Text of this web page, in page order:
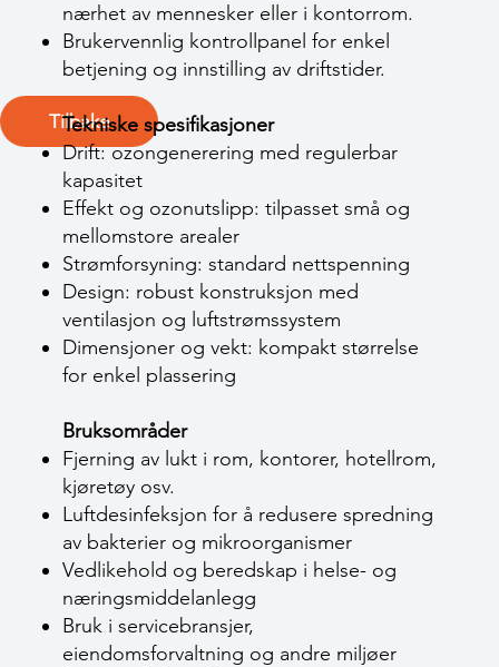
Tilbake
nærhet av mennesker eller i kontorrom.
Brukervennlig kontrollpanel for enkel
betjening og innstilling av driftstider.
Tekniske spesifikasjoner
Drift: ozongenerering med regulerbar
kapasitet
Effekt og ozonutslipp: tilpasset små og
mellomstore arealer
Strømforsyning: standard nettspenning
Design: robust konstruksjon med
ventilasjon og luftstrømssystem
Dimensjoner og vekt: kompakt størrelse
for enkel plassering
Bruksområder
Fjerning av lukt i rom, kontorer, hotellrom,
kjøretøy osv.
Luftdesinfeksjon for å redusere spredning
av bakterier og mikroorganismer
Vedlikehold og beredskap i helse- og
næringsmiddelanlegg
Bruk i servicebransjer,
eiendomsforvaltning og andre miljøer